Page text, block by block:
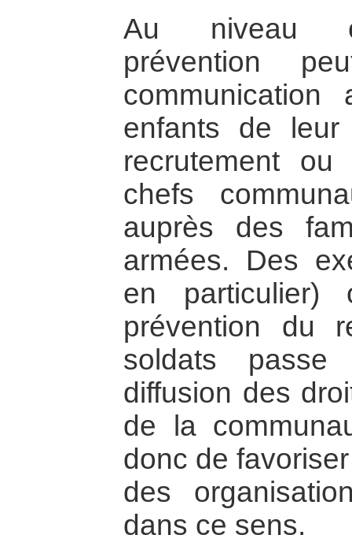
Au niveau
prévention
enfants de
recrutement ou
chefs
auprès des
armées. Des
en
prévention du
soldats
diffusion des
de la
donc de
des
dans ce sens.